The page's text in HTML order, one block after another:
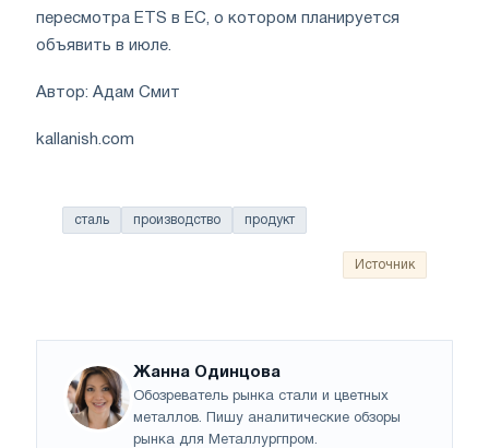
пересмотра ETS в ЕС, о котором планируется
объявить в июле.
Автор: Адам Смит
kallanish.com
сталь производство продукт
Источник
Жанна Одинцова
Обозреватель рынка стали и цветных
металлов. Пишу аналитические обзоры
рынка для Металлургпром.